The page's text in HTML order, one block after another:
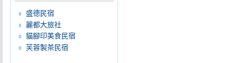
盛德民宿
麗都大旅社
貓腳印美食民宿
芙蓉製茶民宿